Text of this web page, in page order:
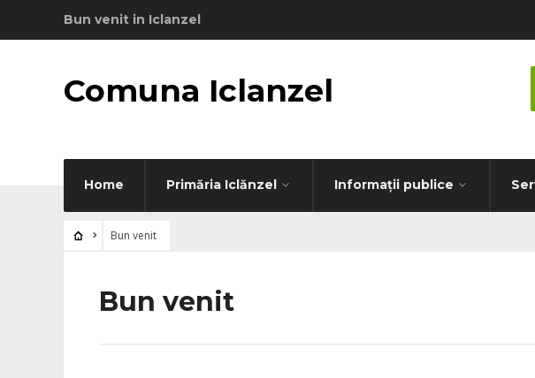
Bun venit in Iclanzel
Comuna Iclanzel
Home Primăria Iclănzel Informaţii publice
Bun venit
Bun venit